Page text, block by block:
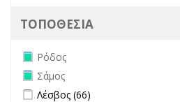
ΤΟΠΟΘΕΣΙΑ
Remove Ρόδος filter
Ρόδος
Remove Σάμος filter
Σάμος
Apply Λέσβος filter
Λέσβος (66)